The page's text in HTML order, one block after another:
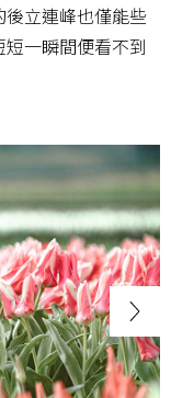
立連峰也僅能些
一瞬間便看不到